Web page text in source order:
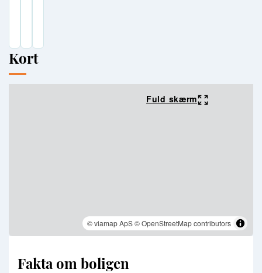
Kort
Fuld skærm
© viamap ApS© OpenStreetMap contributors
Fakta om boligen